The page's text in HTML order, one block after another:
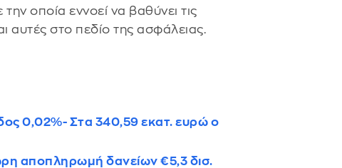
οποία εννοεί να βαθύνει τις
αυτές στο πεδίο της ασφάλειας.
0,02%- Στα 340,59 εκατ. ευρώ ο
αποπληρωμή δανείων €5,3 δισ.